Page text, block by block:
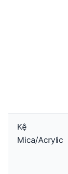
Kệ
Mica/Acrylic